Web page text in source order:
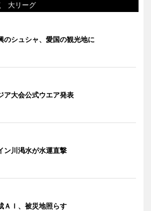
大リーグ
のシュシャ、愛国の観光地に
ア大会公式ウエア発表
ン川渇水が水運直撃
ＡＩ、被災地照らす